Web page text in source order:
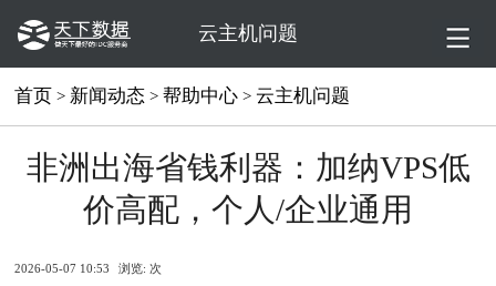
云主机问题
首页 > 新闻动态 >帮助中心 > 云主机问题
非洲出海省钱利器：加纳VPS低
价高配，个人/企业通用
2026-05-07 10:53 浏览: 次